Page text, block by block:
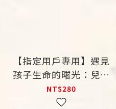
【指定用戶專用】遇見
孩子生命的曙光：兒童
青少年的焦點解決諮商
NT$280